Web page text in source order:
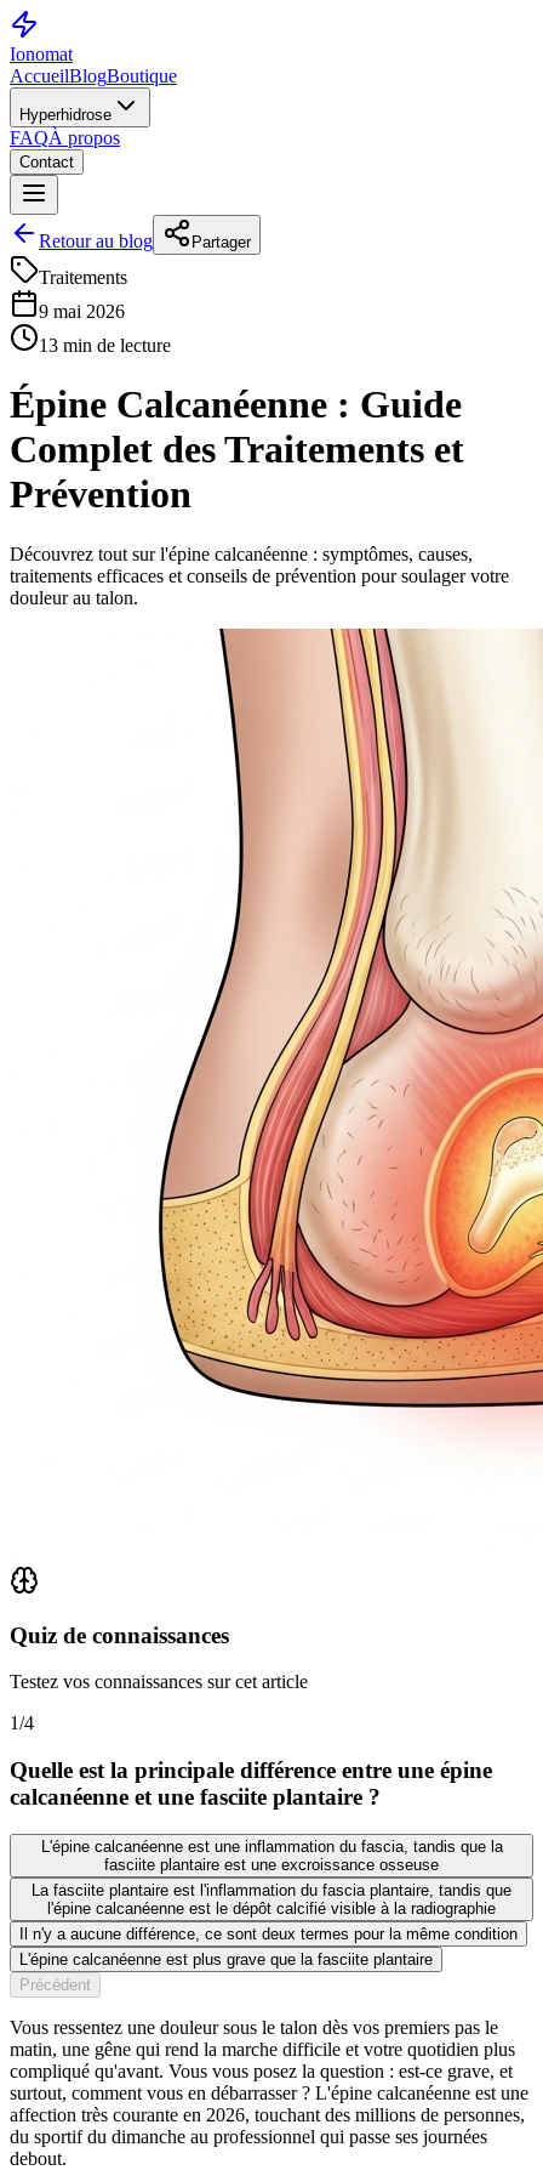
Ionomat
AccueilBlogBoutique
Hyperhidrose
FAQÀ propos
Contact
Retour au blog Partager
Traitements
9 mai 2026
13 min de lecture
Épine Calcanéenne : Guide
Complet des Traitements et
Prévention
Découvrez tout sur l'épine calcanéenne : symptômes, causes,
traitements efficaces et conseils de prévention pour soulager votre
douleur au talon.
Quiz de connaissances
Testez vos connaissances sur cet article
1/4
Quelle est la principale différence entre une épine
calcanéenne et une fasciite plantaire ?
L'épine calcanéenne est une inflammation du fascia, tandis que la
fasciite plantaire est une excroissance osseuse
La fasciite plantaire est l'inflammation du fascia plantaire, tandis que
l'épine calcanéenne est le dépôt calcifié visible à la radiographie
Il n'y a aucune différence, ce sont deux termes pour la même condition
L'épine calcanéenne est plus grave que la fasciite plantaire
Précédent
Vous ressentez une douleur sous le talon dès vos premiers pas le
matin, une gêne qui rend la marche difficile et votre quotidien plus
compliqué qu'avant. Vous vous posez la question : est-ce grave, et
surtout, comment vous en débarrasser ? L'épine calcanéenne est une
affection très courante en 2026, touchant des millions de personnes,
du sportif du dimanche au professionnel qui passe ses journées
debout.